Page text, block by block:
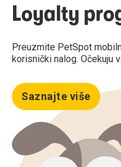
Loyalty
Preuzmite PetSpot
korisnički nalog. Očekuju
Saznajte više